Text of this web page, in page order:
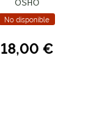
No disponible
18,00 €